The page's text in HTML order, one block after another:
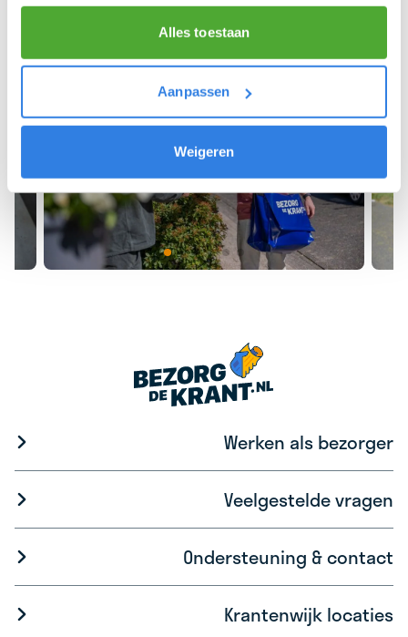
Alles toestaan
Aanpassen
Weigeren
Werken als bezorger
Veelgestelde vragen
Ondersteuning & contact
Krantenwijk locaties